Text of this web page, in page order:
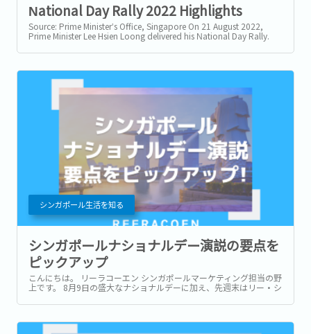
National Day Rally 2022 Highlights
Source: Prime Minister’s Office, Singapore On 21 August 2022,
Prime Minister Lee Hsien Loong delivered his National Day Rally.
シンガポール生活を知る
シンガポールナショナルデー演説の要点を
ピックアップ
こんにちは。 リーラコーエン シンガポールマーケティング担当の野
上です。 8月9日の盛大なナショナルデーに加え、先週末はリー・シ
がありました。 会場での有観客での演説は、2019年以降3年ぶりで